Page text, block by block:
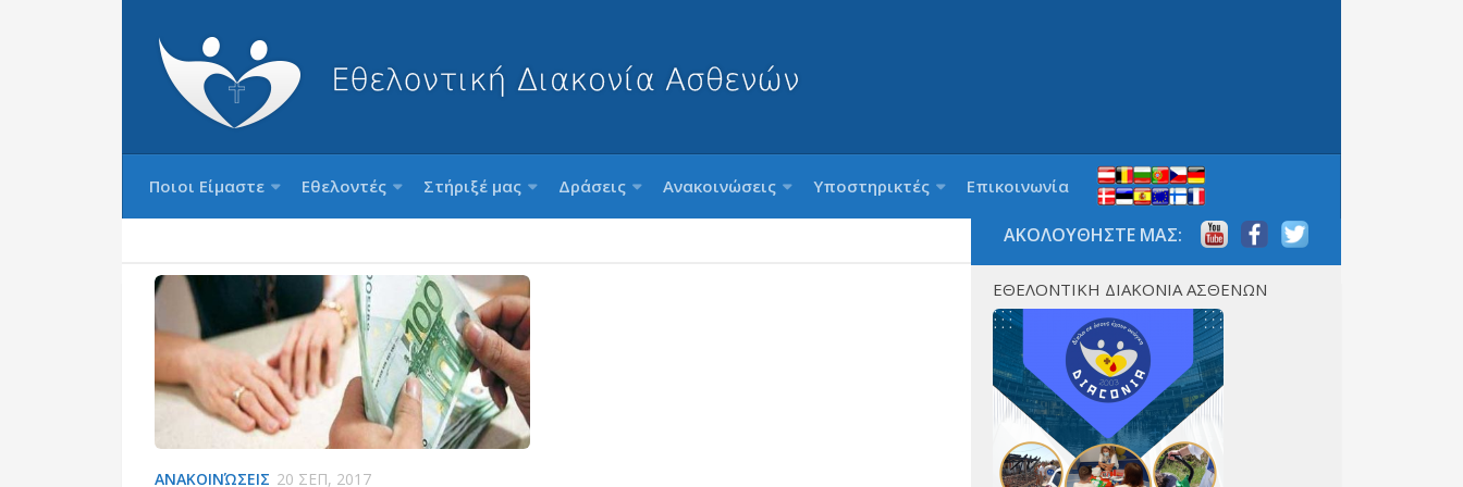
Ποιοι Είμαστε Εθελοντές Στήριξέ μας Δράσεις Ανακοινώσεις Υποστηρικτές Επικοινωνία
ΑΝΑΚΟΙΝΏΣΕΙΣ 20 ΣΕΠ, 2017
ΑΚΟΛΟΥΘΗΣΤΕ ΜΑΣ:
ΕΘΕΛΟΝΤΙΚΗ ΔΙΑΚΟΝΙΑ ΑΣΘΕΝΩΝ